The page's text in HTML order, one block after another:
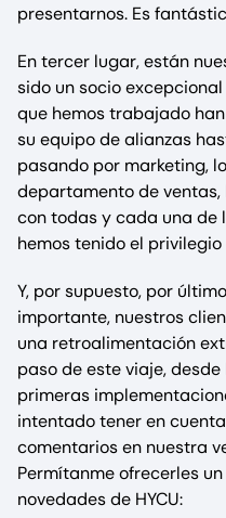
presentarnos. Es
En tercer lugar, están
sido un socio
que hemos trabajado
su equipo de alianzas
pasando por marketing,
departamento de
con todas y cada una de
hemos tenido el
Y, por supuesto, por
importante, nuestros
una retroalimentación
paso de este viaje,
primeras
intentado tener en
comentarios en nuestra
Permítanme ofrecerles
novedades de HYCU: